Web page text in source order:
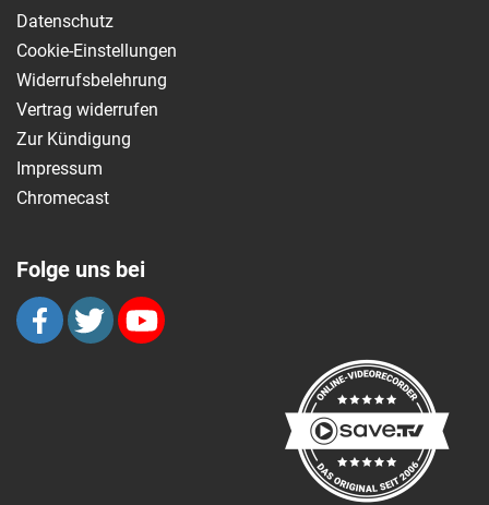
Datenschutz
Cookie-Einstellungen
Widerrufsbelehrung
Vertrag widerrufen
Zur Kündigung
Impressum
Chromecast
Folge uns bei